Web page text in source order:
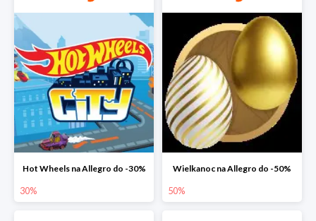
Hot Wheels na Allegro do -30%
30%
Wielkanoc na Allegro do -50%
50%